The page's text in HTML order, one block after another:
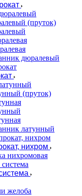
(пруток)
дюралевый
(пруток)
латунный
нихром
нихромовая
желоба